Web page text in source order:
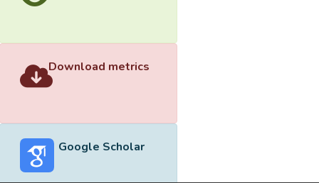
Download metrics
Google Scholar